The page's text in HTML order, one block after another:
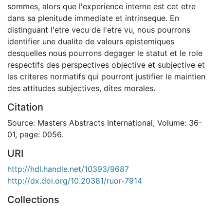
sommes, alors que l'experience interne est cet etre
dans sa plenitude immediate et intrinseque. En
distinguant l'etre vecu de l'etre vu, nous pourrons
identifier une dualite de valeurs epistemiques
desquelles nous pourrons degager le statut et le role
respectifs des perspectives objective et subjective et
les criteres normatifs qui pourront justifier le maintien
des attitudes subjectives, dites morales.
Citation
Source: Masters Abstracts International, Volume: 36-
01, page: 0056.
URI
http://hdl.handle.net/10393/9687
http://dx.doi.org/10.20381/ruor-7914
Collections